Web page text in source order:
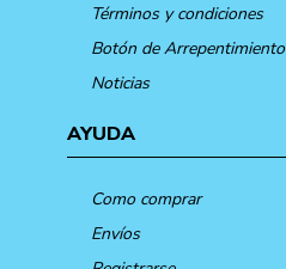
Términos y condiciones
Botón de Arrepentimiento
Noticias
AYUDA
Como comprar
Envíos